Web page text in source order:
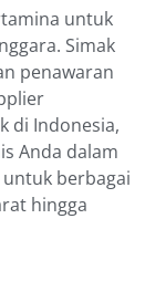
untuk
Simak
penawaran
di Indonesia,
Anda dalam
berbagai
hingga